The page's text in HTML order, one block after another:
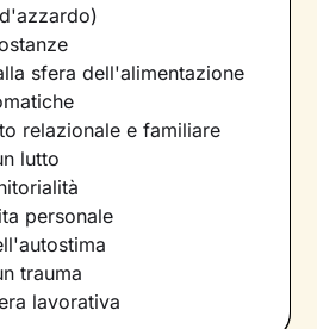
sfera dell'alimentazione
relazionale e familiare
lutto
personale
trauma
lavorativa